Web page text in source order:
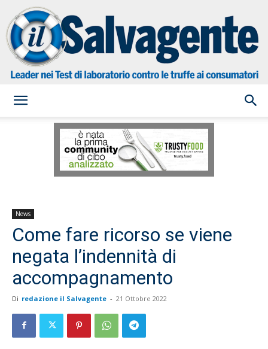
Salvagente
News
Come fare ricorso se viene
negata l’indennità di
accompagnamento
Di redazione il Salvagente - 21 Ottobre 2022